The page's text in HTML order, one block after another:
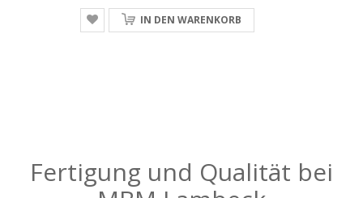
IN DEN WARENKORB
Fertigung und Qualität bei